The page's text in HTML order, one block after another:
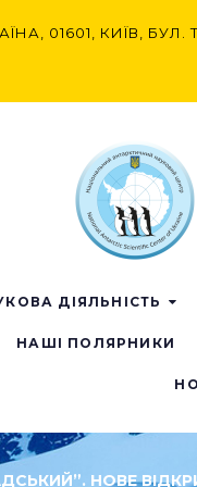
01601, КИЇВ,
ДІЯЛЬНІСТЬ
НАШІ ПОЛЯРНИКИ
НОВЕ